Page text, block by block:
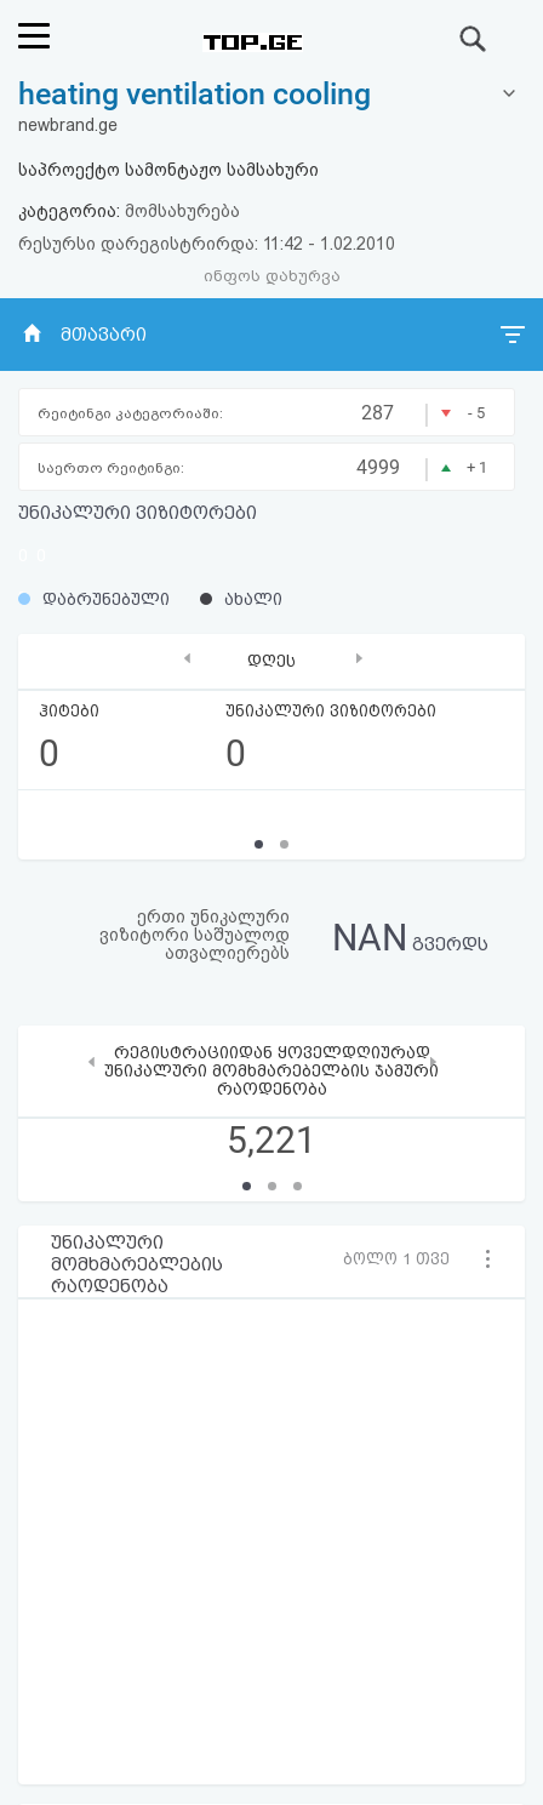
რეიტინგი
ფოსტა
პასუხი
პაროლის
სალიცენზიო
heating ventilation cooling
newbrand.ge
საპროექტო სამონტაჟო სამსახური
კატეგორია: მომსახურება
რესურსი დარეგისტრირდა: 11:42 - 1.02.2010
ინფოს დახურვა
მთავარი
რეიტინგი კატეგორიაში: 287 | - 5
საერთო რეიტინგი: 4999 | + 1
უნიკალური ვიზიტორები
%
% დაბრუნებული ახალი
დღეს
ჰიტები
0
უნიკალური ვიზიტორები
0
‹ ›
ერთი უნიკალური
ვიზიტორი საშუალოდ
ათვალიერებს
NAN გვერდს
რეგისტრაციიდან ყოველდღიურად
უნიკალური მომხმარებელბის ჯამური
რაოდენობა
5,221
‹ ›
უნიკალური
მომხმარებლების
რაოდენობა
ბოლო 1 თვე